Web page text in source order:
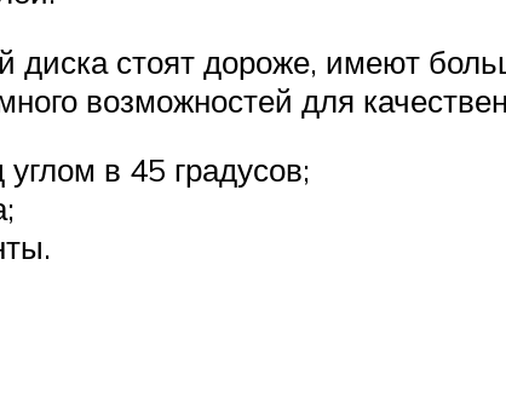
диска стоят дороже, имеют
возможностей для
в 45 градусов;